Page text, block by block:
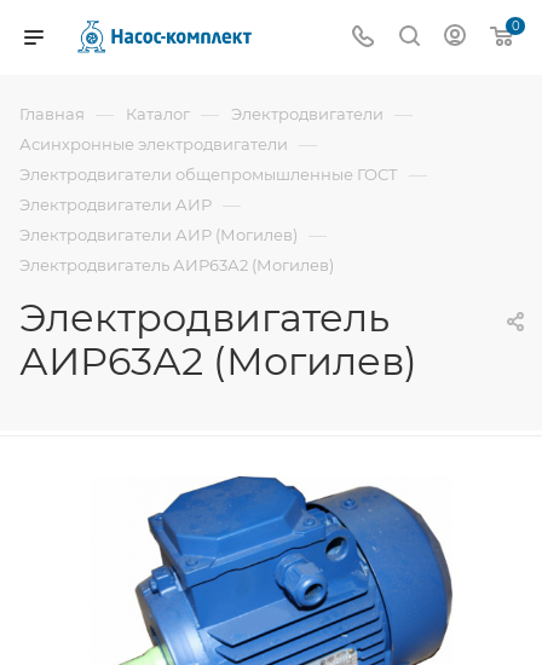
0
Главная — Каталог — Электродвигатели —
Асинхронные электродвигатели —
Электродвигатели общепромышленные ГОСТ —
Электродвигатели АИР —
Электродвигатели АИР (Могилев) —
Электродвигатель АИР63А2 (Могилев)
Электродвигатель
АИР63А2 (Могилев)